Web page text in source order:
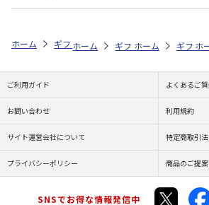
ホーム ギフトストア お中元・夏ギフト特
ホーム ギフトストア お中
ホーム ギフト
ホ
ご利用ガイド よくあるご
お問い合わせ 利用規約
サイト運営会社について 特定商取引
プライバシーポリシー 商品のご提
SNSでお得な情報発信中